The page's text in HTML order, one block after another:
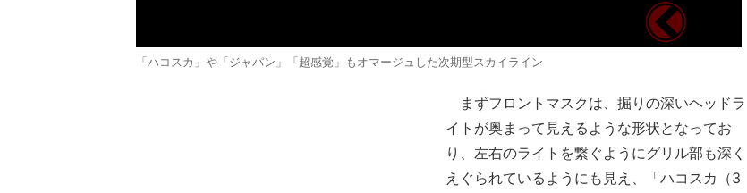
「ハコスカ」や「ジャパン」「超感覚」もオマージュした次期型スカイライン
まずフロントマスクは、掘りの深いヘッドラ
イトが奥まって見えるような形状となってお
り、左右のライトを繋ぐようにグリル部も深く
えぐられているようにも見え、「ハコスカ（3